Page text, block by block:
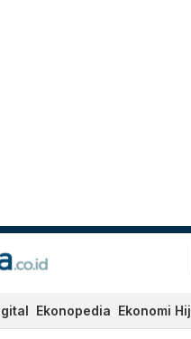
Ekonopedia Ekonomi